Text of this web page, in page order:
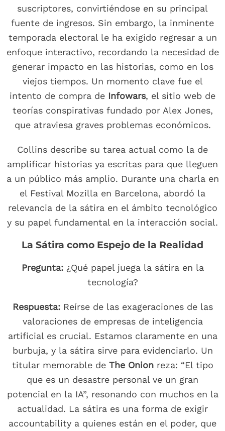
suscriptores, convirtiéndose en su principal
fuente de ingresos. Sin embargo, la inminente
temporada electoral le ha exigido regresar a un
enfoque interactivo, recordando la necesidad de
generar impacto en las historias, como en los
viejos tiempos. Un momento clave fue el
intento de compra de Infowars, el sitio web de
teorías conspirativas fundado por Alex Jones,
que atraviesa graves problemas económicos.
Collins describe su tarea actual como la de
amplificar historias ya escritas para que lleguen
a un público más amplio. Durante una charla en
el Festival Mozilla en Barcelona, abordó la
relevancia de la sátira en el ámbito tecnológico
y su papel fundamental en la interacción social.
La Sátira como Espejo de la Realidad
Pregunta:¿Qué papel juega la sátira en la
tecnología?
Respuesta:Reírse de las exageraciones de las
valoraciones de empresas de inteligencia
artificial es crucial. Estamos claramente en una
burbuja, y la sátira sirve para evidenciarlo. Un
titular memorable de The Onionreza: “El tipo
que es un desastre personal ve un gran
potencial en la IA”, resonando con muchos en la
actualidad. La sátira es una forma de exigir
accountability a quienes están en el poder, que